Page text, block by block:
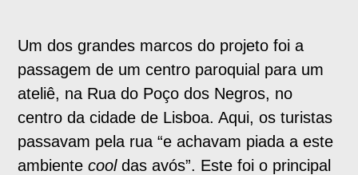
Um dos grandes marcos do projeto foi a
passagem de um centro paroquial para um
ateliê, na Rua do Poço dos Negros, no
centro da cidade de Lisboa. Aqui, os turistas
passavam pela rua “e achavam piada a este
ambientecooldas avós”. Este foi o principal